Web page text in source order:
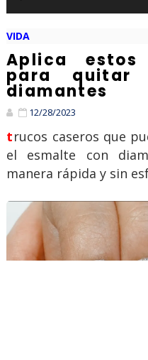
VIDA
Aplica estos
para quitar
diamantes
12/28/2023
trucos caseros que puedes utilizar para remover
el esmalte con
manera rápida y sin